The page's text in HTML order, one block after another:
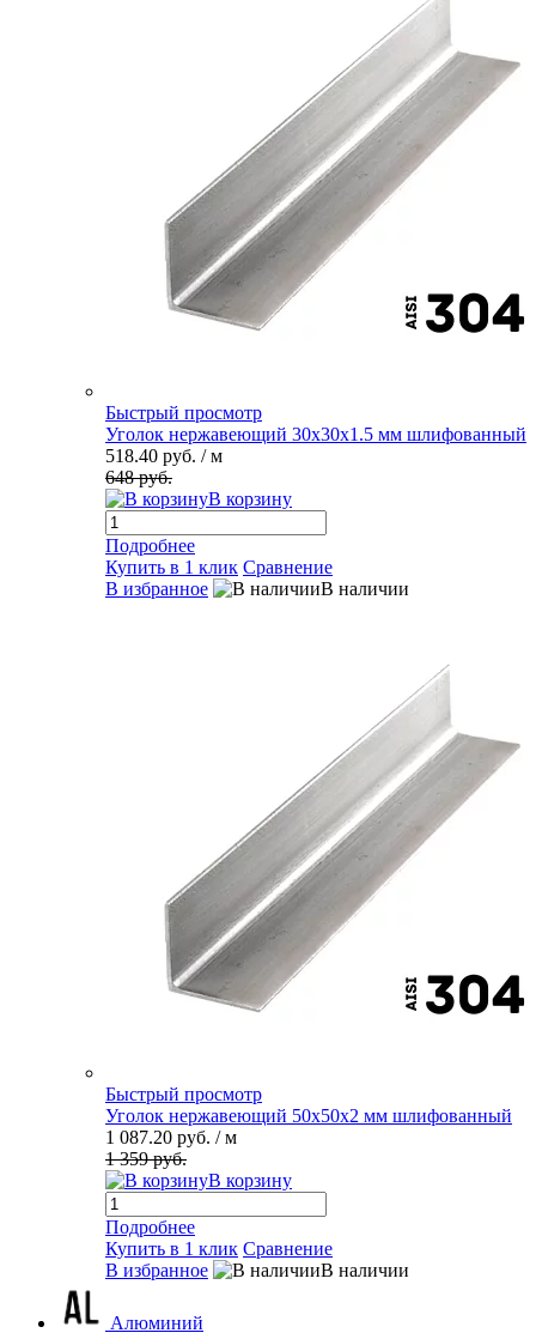
Быстрый просмотр
Уголок нержавеющий 30х30х1.5 мм шлифованный
518.40 руб. / м
648 руб.
В корзину
Подробнее
Купить в 1 клик Сравнение
В избранное
В наличии
Быстрый просмотр
Уголок нержавеющий 50х50х2 мм шлифованный
1 087.20 руб. / м
1 359 руб.
В корзину
Подробнее
Купить в 1 клик Сравнение
В избранное
В наличии
Алюминий